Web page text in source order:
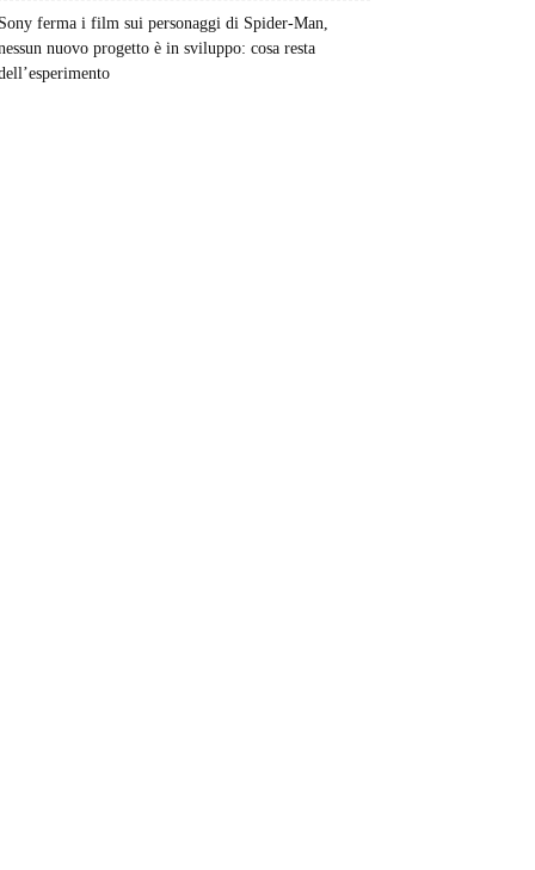
Sony ferma i film sui personaggi di Spider-Man,
nuovo progetto è in sviluppo: cosa resta